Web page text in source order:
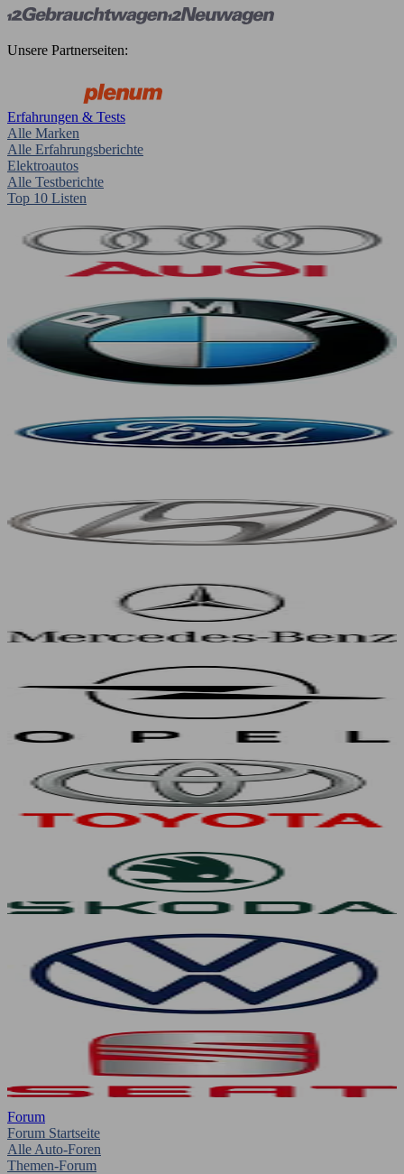
Unsere Partnerseiten:
Erfahrungen & Tests
Alle Marken
Alle Erfahrungsberichte
Elektroautos
Alle Testberichte
Top 10 Listen
Forum
Forum Startseite
Alle Auto-Foren
Themen-Forum